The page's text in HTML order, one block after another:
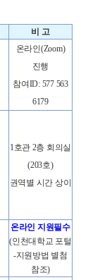
비 고
온라인(Zoom)
진행
참여ID: 577 563
6179
1호관 2층 회의실
(203호)
권역별 시간 상이
온라인 지원필수
(인천대학교 포털
-지원방법 별첨
참조)